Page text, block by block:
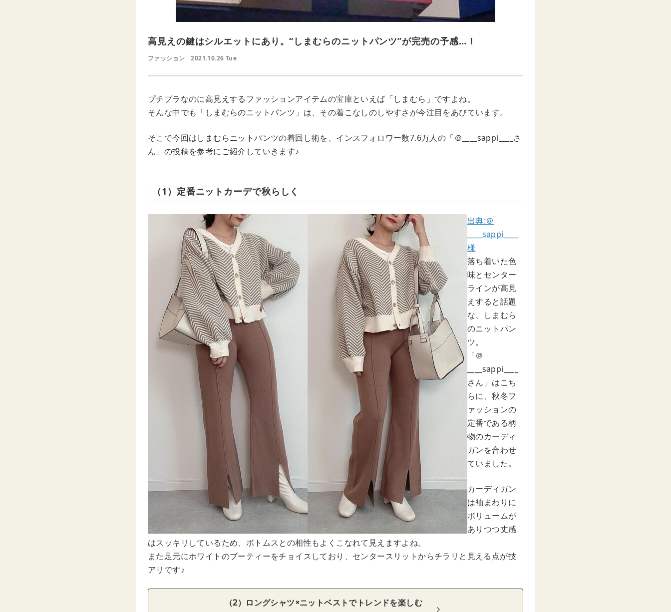
高見えの鍵はシルエットにあり。“しまむらのニットパンツ”が完売の予感…！
ファッション 2021.10.26 Tue
プチプラなのに高見えするファッションアイテムの宝庫といえば「しまむら」ですよね。
そんな中でも「しまむらのニットパンツ」は、その着こなしのしやすさが今注目をあびています。
そこで今回はしまむらニットパンツの着回し術を、インスフォロワー数7.6万人の「＠____sappi____さ
ん」の投稿を参考にご紹介していきます♪
（1）定番ニットカーデで秋らしく
出典:＠
____sappi____
様
落ち着いた色
味とセンター
ラインが高見
えすると話題
な、しまむら
のニットパン
ツ。
「＠
____sappi____
さん」はこち
らに、秋冬フ
ァッションの
定番である柄
物のカーディ
ガンを合わせ
ていました。
カーディガン
は袖まわりに
ボリュームが
ありつつ丈感
はスッキリしているため、ボトムスとの相性もよくこなれて見えますよね。
また足元にホワイトのブーティーをチョイスしており、センタースリットからチラリと見える点が技
アリです♪
（2）ロングシャツ×ニットベストでトレンドを楽しむ